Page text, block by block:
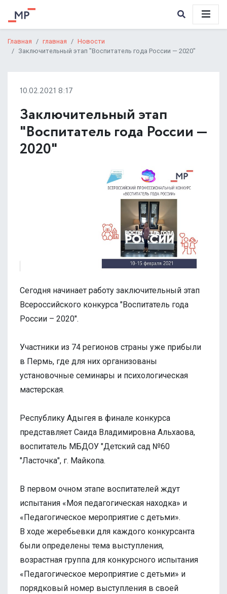
Главная главная
Новости
Заключительный этап "Воспитатель года России — 2020"
10.02.2021 8:17
Заключительный этап
"Воспитатель года России —
2020"
Сегодня начинает работу заключительный этап
Всероссийского конкурса "Воспитатель года
России – 2020".
Участники из 74 регионов страны уже прибыли
в Пермь, где для них организованы
установочные семинары и психологическая
мастерская.
Республику Адыгея в финале конкурса
представляет Саида Владимировна Альхаова,
воспитатель МБДОУ "Детский сад №60
"Ласточка", г. Майкопа.
В первом очном этапе воспитателей ждут
испытания «Моя педагогическая находка» и
«Педагогическое мероприятие с детьми».
В ходе жеребьевки для каждого конкурсанта
были определены тема выступления,
возрастная группа для конкурсного испытания
«Педагогическое мероприятие с детьми» и
порядковый номер выступления в своей